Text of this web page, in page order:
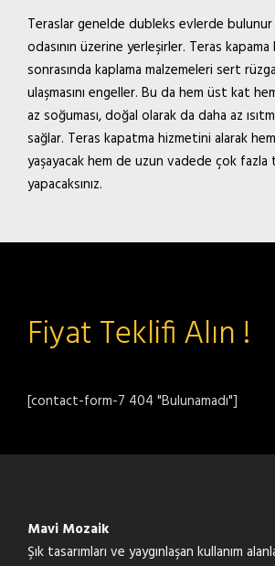
Teraslar genelde dubleks evlerde
odasının üzerine yerleşirler. Teras kapama
sonrasında kaplama malzemeleri sert
ulaşmasını engeller. Bu da hem üst kat
az soğuması, doğal olarak da daha az
sağlar. Teras kapatma hizmetini alarak
yaşayacak hem de uzun vadede çok fazla
yapacaksınız.
Fiyat Teklifi Alın !
[contact-form-7 404 "Bulunamadı"]
Mavi Mozaik
Şık tasarımları ve yaygınlaşan kullanım